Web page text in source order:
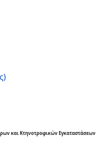
και Κτηνοτροφικών Εγκαταστάσεων